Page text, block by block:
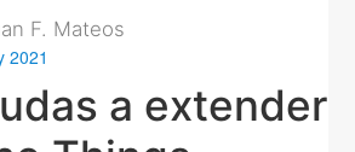
F. Mateos
2021
a extender